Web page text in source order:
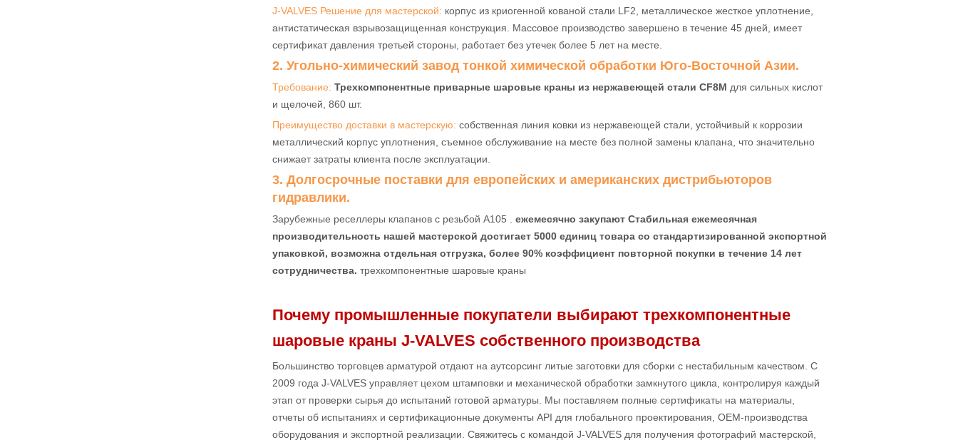
J-VALVES Решение для мастерской: корпус из криогенной кованой стали LF2, металлическое жесткое уплотнение,
антистатическая взрывозащищенная конструкция. Массовое производство завершено в течение 45 дней, имеет
сертификат давления третьей стороны, работает без утечек более 5 лет на месте.
2. Угольно-химический завод тонкой химической обработки Юго-Восточной Азии.
Требование: Трехкомпонентные приварные шаровые краны из нержавеющей стали CF8M для сильных кислот
и щелочей, 860 шт.
Преимущество доставки в мастерскую: собственная линия ковки из нержавеющей стали, устойчивый к коррозии
металлический корпус уплотнения, съемное обслуживание на месте без полной замены клапана, что значительно
снижает затраты клиента после эксплуатации.
3. Долгосрочные поставки для европейских и американских дистрибьюторов
гидравлики.
Зарубежные реселлеры клапанов с резьбой A105 . ежемесячно закупают Стабильная ежемесячная
производительность нашей мастерской достигает 5000 единиц товара со стандартизированной экспортной
упаковкой, возможна отдельная отгрузка, более 90% коэффициент повторной покупки в течение 14 лет
сотрудничества. трехкомпонентные шаровые краны
Почему промышленные покупатели выбирают трехкомпонентные
шаровые краны J-VALVES собственного производства
Большинство торговцев арматурой отдают на аутсорсинг литые заготовки для сборки с нестабильным качеством. С
2009 года J-VALVES управляет цехом штамповки и механической обработки замкнутого цикла, контролируя каждый
этап от проверки сырья до испытаний готовой арматуры. Мы поставляем полные сертификаты на материалы,
отчеты об испытаниях и сертификационные документы API для глобального проектирования, OEM-производства
оборудования и экспортной реализации. Свяжитесь с командой J-VALVES для получения фотографий мастерской,